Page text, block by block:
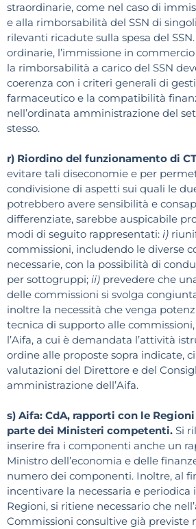
straordinarie, come nel caso di
e alla rimborsabilità del SSN di
rilevanti ricadute sulla spesa del
ordinarie, l’immissione in
la rimborsabilità a carico del SSN
coerenza con i criteri generali di
farmaceutico e la compatibilità
nell’ordinata amministrazione del
stesso.
r) Riordino del funzionamento di
evitare tali diseconomie e per
condivisione di aspetti sui quali le
potrebbero avere sensibilità e
differenziate, sarebbe auspicabile
modi di seguito rappresentati: i)
commissioni, includendo le diverse
necessarie, con la possibilità di
per sottogruppi; ii) prevedere che
delle commissioni si svolga
inoltre la necessità che venga
tecnica di supporto alle
l’Aifa, a cui è demandata l’attività
ordine alle proposte sopra indicate,
valutazioni del Direttore e del
amministrazione dell’Aifa.
s) Aifa: CdA, rapporti con le
parte dei Ministeri competenti. Si
inserire fra i componenti anche un
Ministro dell’economia e delle
numero dei componenti. Inoltre, al
incentivare la necessaria e
Regioni, si ritiene necessario che
Commissioni consultive già previste